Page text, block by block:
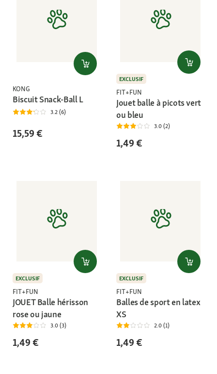
KONG
Biscuit Snack-Ball L
3.2 (6)
15,59 €
EXCLUSIF
FIT+FUN
Jouet balle à picots vert
ou bleu
3.0 (2)
1,49 €
EXCLUSIF
FIT+FUN
JOUET Balle hérisson
rose ou jaune
3.0 (3)
1,49 €
EXCLUSIF
FIT+FUN
Balles de sport en latex
XS
2.0 (1)
1,49 €